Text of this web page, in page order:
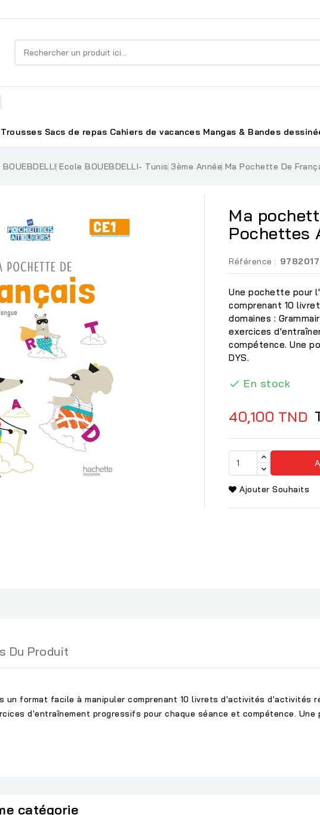
Trousses Sacs de repas Cahiers de vacances Mangas & Bandes
Ecole BOUEBDELLI- Tunis 3ème Année Ma Pochette De
Ma
Pochettes
Référence :
Une pochette pour
comprenant 10
domaines :
exercices
compétence. Une
DYS.
 En stock
40,100 TND
Ajouter Souhaits
Du Produit
un format facile à manipuler comprenant 10 livrets d'activités d'activités
d'entraînement progressifs pour chaque séance et compétence.
catégorie